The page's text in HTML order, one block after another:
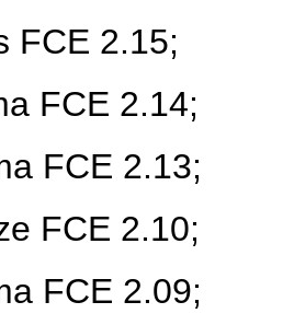
FCE 2.15;
FCE 2.14;
FCE 2.13;
FCE 2.10;
FCE 2.09;